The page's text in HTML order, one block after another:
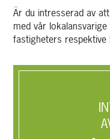
Är du intresserad av
med vår
fastigheters